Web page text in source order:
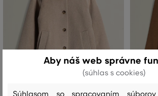
Aby náš web správne
(súhlas s cookies)
Súhlasom so spracovaním